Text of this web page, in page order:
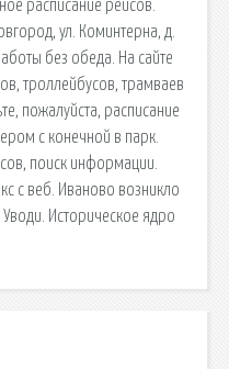
расписание рейсов.
ул. Коминтерна, д.
без обеда. На сайте
троллейбусов, трамваев
пожалуйста, расписание
с конечной в парк.
поиск информации.
с веб. Иваново возникло
Историческое ядро